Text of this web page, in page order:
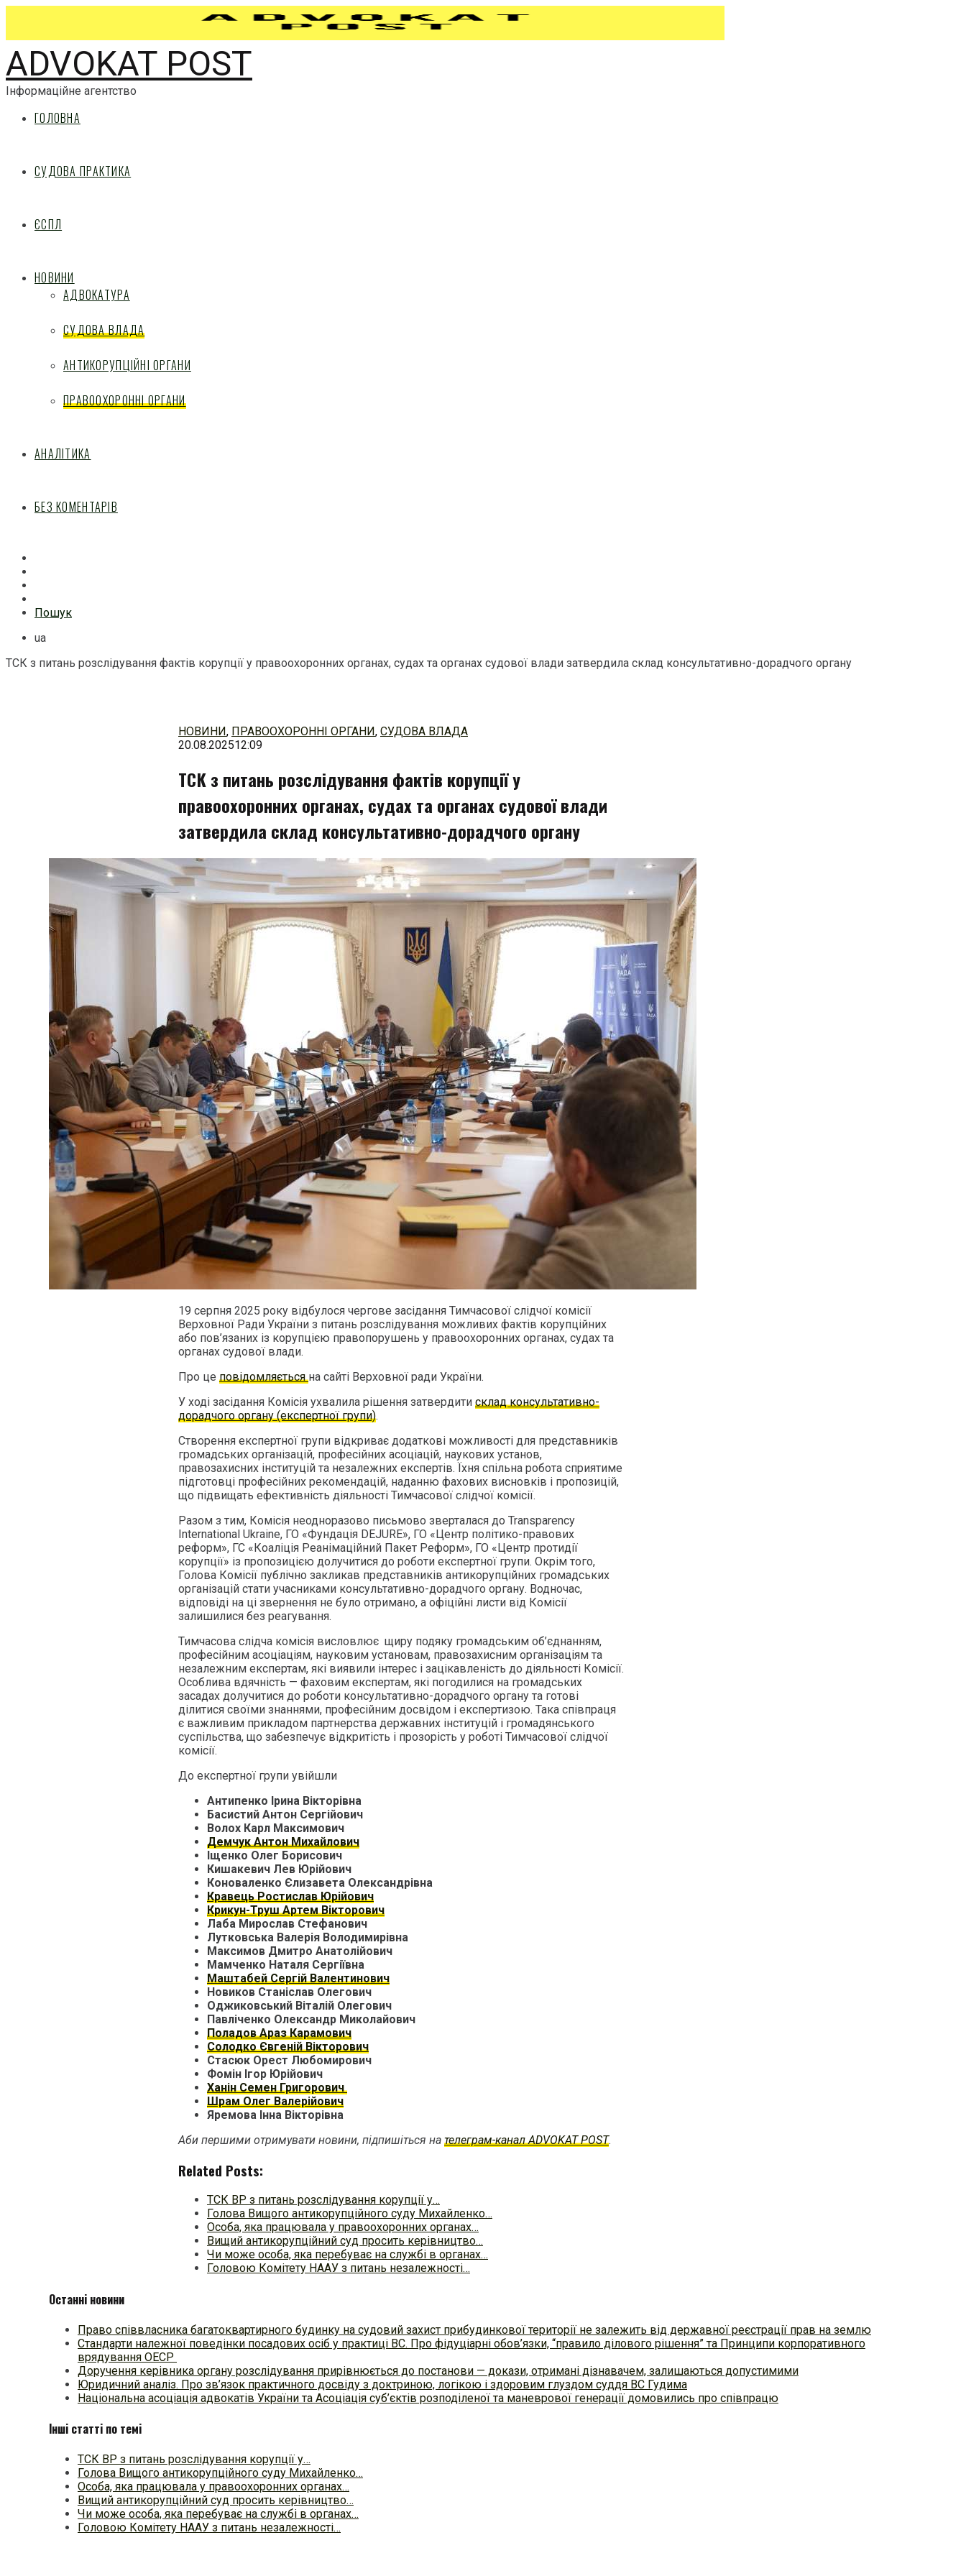
ADVOKAT POST
Інформаційне агентство
ГОЛОВНА
СУДОВА ПРАКТИКА
ЄСПЛ
НОВИНИ
АДВОКАТУРА
СУДОВА ВЛАДА
АНТИКОРУПЦІЙНІ ОРГАНИ
ПРАВООХОРОННІ ОРГАНИ
АНАЛІТИКА
БЕЗ КОМЕНТАРІВ
Пошук
ua
ТСК з питань розслідування фактів корупції у правоохоронних органах, судах та органах судової влади затвердила склад консультативно-дорадчого органу
НОВИНИ, ПРАВООХОРОННІ ОРГАНИ, СУДОВА ВЛАДА
20.08.202512:09
ТСК з питань розслідування фактів корупції у
правоохоронних органах, судах та органах судової влади
затвердила склад консультативно-дорадчого органу
19 серпня 2025 року відбулося чергове засідання Тимчасової слідчої комісії
Верховної Ради України з питань розслідування можливих фактів корупційних
або пов’язаних із корупцією правопорушень у правоохоронних органах, судах та
органах судової влади.
Про це повідомляєтьсяна сайті Верховної ради України.
У ході засідання Комісія ухвалила рішення затвердити склад консультативно-
дорадчого органу (експертної групи).
Створення експертної групи відкриває додаткові можливості для представників
громадських організацій, професійних асоціацій, наукових установ,
правозахисних інституцій та незалежних експертів. Їхня спільна робота сприятиме
підготовці професійних рекомендацій, наданню фахових висновків і пропозицій,
що підвищать ефективність діяльності Тимчасової слідчої комісії.
Разом з тим, Комісія неодноразово письмово зверталася до Transparency
International Ukraine, ГО «Фундація DEJURE», ГО «Центр політико-правових
реформ», ГС «Коаліція Реанімаційний Пакет Реформ», ГО «Центр протидії
корупції» із пропозицією долучитися до роботи експертної групи. Окрім того,
Голова Комісії публічно закликав представників антикорупційних громадських
організацій стати учасниками консультативно-дорадчого органу. Водночас,
відповіді на ці звернення не було отримано, а офіційні листи від Комісії
залишилися без реагування.
Тимчасова слідча комісія висловлює щиру подяку громадським об’єднанням,
професійним асоціаціям, науковим установам, правозахисним організаціям та
незалежним експертам, які виявили інтерес і зацікавленість до діяльності Комісії.
Особлива вдячність — фаховим експертам, які погодилися на громадських
засадах долучитися до роботи консультативно-дорадчого органу та готові
ділитися своїми знаннями, професійним досвідом і експертизою. Така співпраця
є важливим прикладом партнерства державних інституцій і громадянського
суспільства, що забезпечує відкритість і прозорість у роботі Тимчасової слідчої
комісії.
До експертної групи увійшли
Антипенко Ірина Вікторівна
Басистий Антон Сергійович
Волох Карл Максимович
Демчук Антон Михайлович
Іщенко Олег Борисович
Кишакевич Лев Юрійович
Коноваленко Єлизавета Олександрівна
Кравець Ростислав Юрійович
Крикун-Труш Артем Вікторович
Лаба Мирослав Стефанович
Лутковська Валерія Володимирівна
Максимов Дмитро Анатолійович
Мамченко Наталя Сергіївна
Маштабей Сергій Валентинович
Новиков Станіслав Олегович
Оджиковський Віталій Олегович
Павліченко Олександр Миколайович
Поладов Араз Карамович
Солодко Євгеній Вікторович
Стасюк Орест Любомирович
Фомін Ігор Юрійович
Ханін Семен Григорович
Шрам Олег Валерійович
Яремова Інна Вікторівна
Аби першими отримувати новини, підпишіться на телеграм-канал ADVOKAT POST.
Related Posts:
ТСК ВР з питань розслідування корупції у…
Голова Вищого антикорупційного суду Михайленко…
Особа, яка працювала у правоохоронних органах…
Вищий антикорупційний суд просить керівництво…
Чи може особа, яка перебуває на службі в органах…
Головою Комітету НААУ з питань незалежності…
Останні новини
Право співвласника багатоквартирного будинку на судовий захист прибудинкової території не залежить від державної реєстрації прав на землю
Стандарти належної поведінки посадових осіб у практиці ВC. Про фідуціарні обов’язки, “правило ділового рішення” та Принципи корпоративного
врядування ОЕСР
Доручення керівника органу розслідування прирівнюється до постанови — докази, отримані дізнавачем, залишаються допустимими
Юридичний аналіз. Про зв’язок практичного досвіду з доктриною, логікою і здоровим глуздом суддя ВС Гудима
Національна асоціація адвокатів України та Асоціація суб’єктів розподіленої та маневрової генерації домовились про співпрацю
Інші статті по темі
ТСК ВР з питань розслідування корупції у…
Голова Вищого антикорупційного суду Михайленко…
Особа, яка працювала у правоохоронних органах…
Вищий антикорупційний суд просить керівництво…
Чи може особа, яка перебуває на службі в органах…
Головою Комітету НААУ з питань незалежності…